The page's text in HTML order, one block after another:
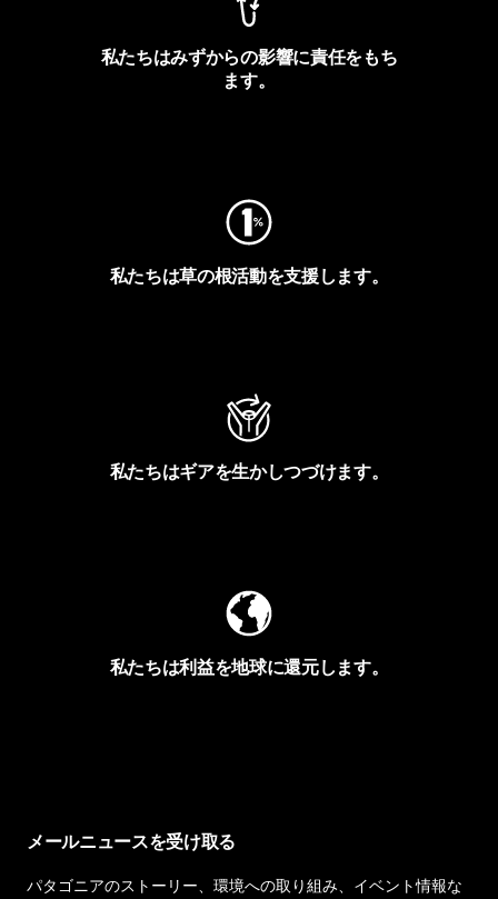
私たちはみずからの影響に責任をもち
ます。
私たちは草の根活動を支援します。
私たちはギアを生かしつづけます。
私たちは利益を地球に還元します。
メールニュースを受け取る
パタゴニアのストーリー、環境への取り組み、イベント情報な